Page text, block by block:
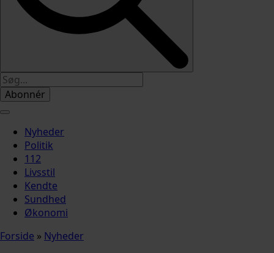
Abonnér
Nyheder
Politik
112
Livsstil
Kendte
Sundhed
Økonomi
Forside » Nyheder